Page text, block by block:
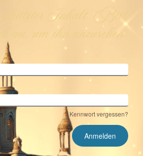
Inhalt. Bitte
um ihn anzusehen.
Kennwort vergessen?